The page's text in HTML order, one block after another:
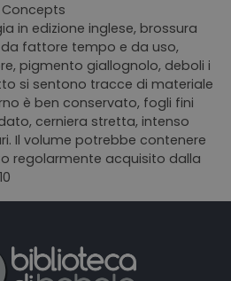
in edizione inglese, brossura
fattore tempo e da uso,
pigmento giallognolo, deboli i
si sentono tracce di materiale
è ben conservato, fogli fini
cerniera stretta, intenso
Il volume potrebbe contenere
regolarmente acquisito dalla